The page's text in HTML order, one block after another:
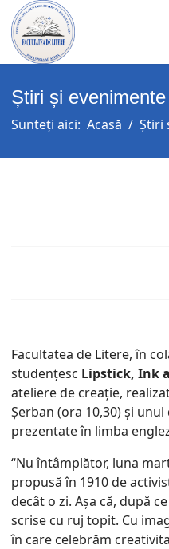
Știri și evenimente
Sunteți aici: Acasă Știri
Facultatea de Litere, în
studențesc Lipstick, Ink
ateliere de creație,
Șerban (ora 10,30) și
prezentate în limba
“Nu întâmplător, luna
propusă în 1910 de
decât o zi. Așa că, după
scrise cu ruj topit. Cu
în care celebrăm